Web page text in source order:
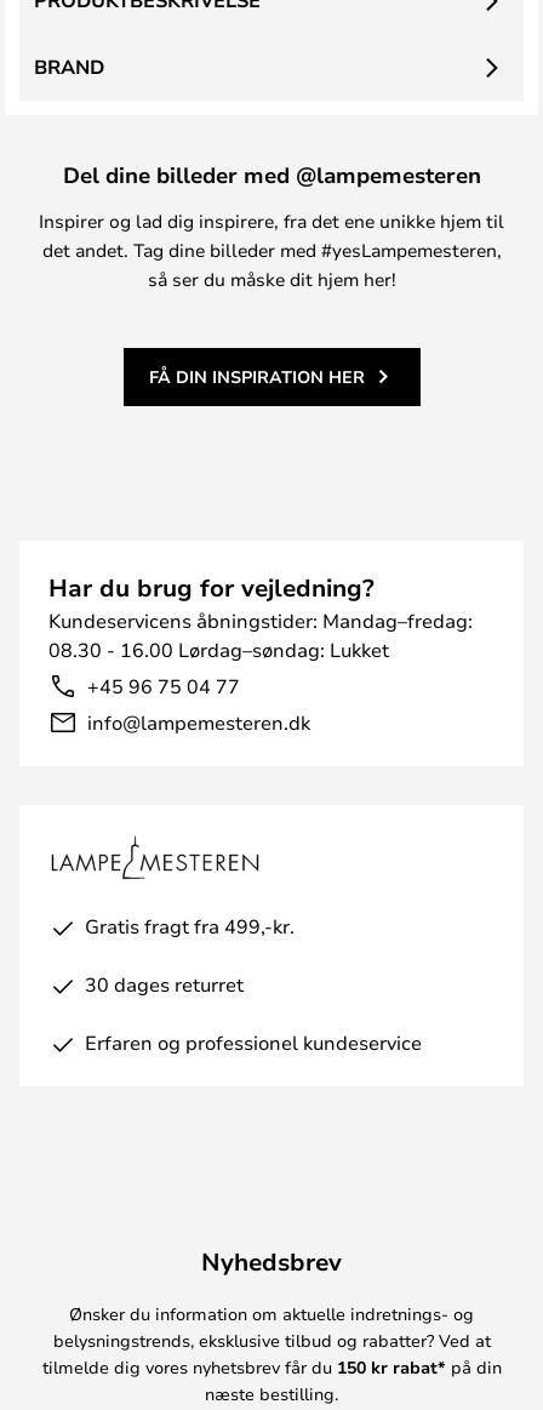
BRAND
Del dine billeder med @lampemesteren
Inspirer og lad dig inspirere, fra det ene unikke hjem til
det andet. Tag dine billeder med #yesLampemesteren,
så ser du måske dit hjem her!
FÅ DIN INSPIRATION HER
Har du brug for vejledning?
Kundeservicens åbningstider: Mandag–fredag:
08.30 - 16.00 Lørdag–søndag: Lukket
+45 96 75 04 77
info@lampemesteren.dk
Gratis fragt fra 499,-kr.
30 dages returret
Erfaren og professionel kundeservice
Nyhedsbrev
Ønsker du information om aktuelle indretnings- og
belysningstrends, eksklusive tilbud og rabatter? Ved at
tilmelde dig vores nyhetsbrev får du 150 kr rabat* på din
næste bestilling.